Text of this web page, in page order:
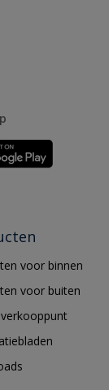
voor binnen
voor buiten